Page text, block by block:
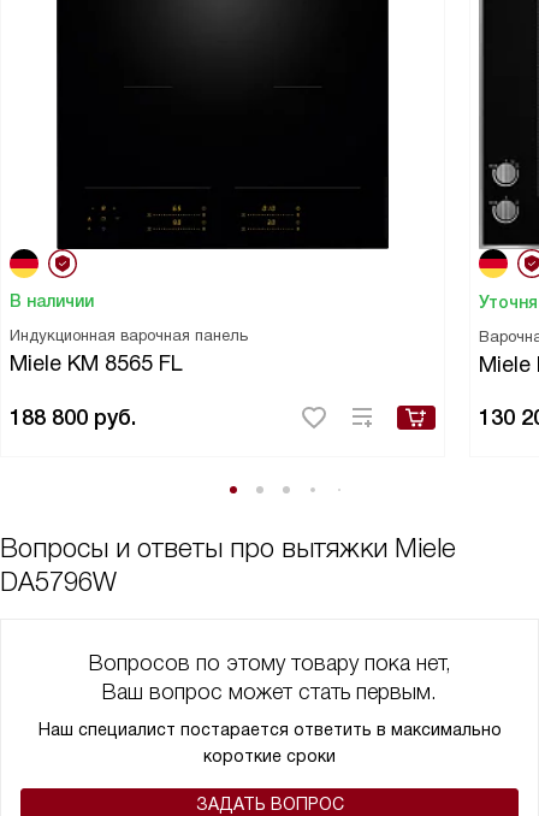
В наличии
Индукционная варочная панель
Miele KM 8565 FL
188 800 руб.
Miele
130
Вопросы и ответы про вытяжки Miele
DA5796W
Вопросов по этому товару пока нет,
Ваш вопрос может стать первым.
Наш специалист постарается ответить в максимально
короткие сроки
ЗАДАТЬ ВОПРОС